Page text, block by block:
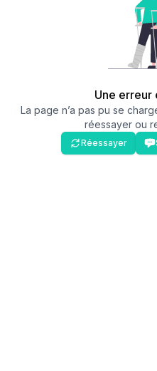
Une erreur
La page n’a pas pu se
réessayer ou
Réessayer